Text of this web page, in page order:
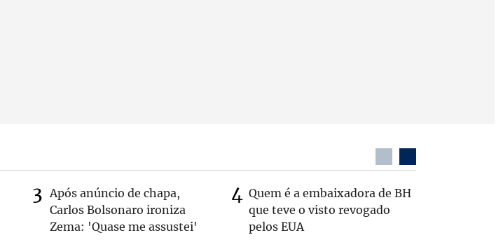
Após anúncio de chapa,
Carlos Bolsonaro ironiza
Zema: 'Quase me assustei'
Quem é a embaixadora de BH
que teve o visto revogado
pelos EUA